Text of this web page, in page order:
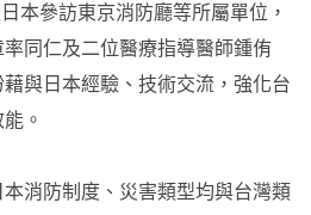
本參訪東京消防廳等所屬單位，
同仁及二位醫療指導醫師鍾侑
與日本經驗、技術交流，強化台
。
消防制度、災害類型均與台灣類